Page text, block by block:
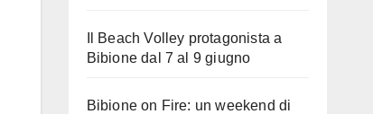
Il Beach Volley protagonista a
Bibione dal 7 al 9 giugno
Bibione on Fire: un weekend di